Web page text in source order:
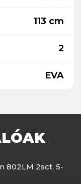
113 cm
2
EVA
802LM 2sct, 5-